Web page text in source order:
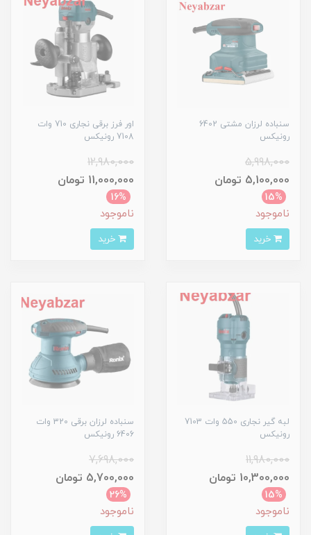
سنباده لرزان مشتی 6402
رونیکس
5,998,000
5,100,000 تومان
15%
ناموجود
اور فرز برقی نجاری 710 وات
7108 رونیکس
12,980,000
11,000,000 تومان
16%
ناموجود
لبه گیر نجاری 550 وات 7103
رونیکس
11,980,000
10,300,000 تومان
15%
ناموجود
سنباده لرزان برقی 320 وات
6406 رونیکس
7,698,000
5,700,000 تومان
26%
ناموجود